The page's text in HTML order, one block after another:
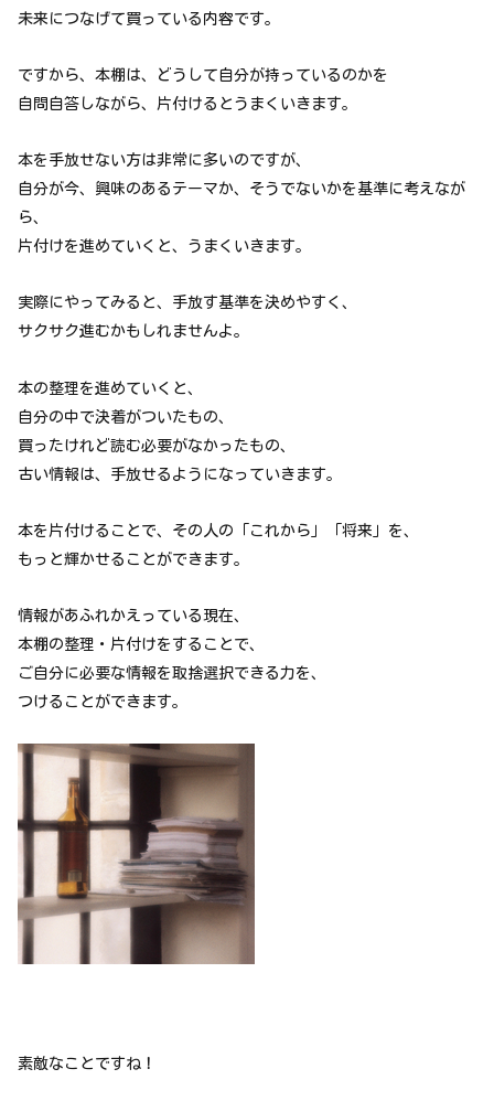
未来につなげて買っている内容です。
ですから、本棚は、どうして自分が持っているのかを
自問自答しながら、片付けるとうまくいきます。
本を手放せない方は非常に多いのですが、
自分が今、興味のあるテーマか、そうでないかを基準に考えなが
ら、
片付けを進めていくと、うまくいきます。
実際にやってみると、手放す基準を決めやすく、
サクサク進むかもしれませんよ。
本の整理を進めていくと、
自分の中で決着がついたもの、
買ったけれど読む必要がなかったもの、
古い情報は、手放せるようになっていきます。
本を片付けることで、その人の「これから」「将来」を、
もっと輝かせることができます。
情報があふれかえっている現在、
本棚の整理・片付けをすることで、
ご自分に必要な情報を取捨選択できる力を、
つけることができます。
素敵なことですね！